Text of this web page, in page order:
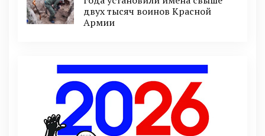
двух тысяч воинов Красной
Армии